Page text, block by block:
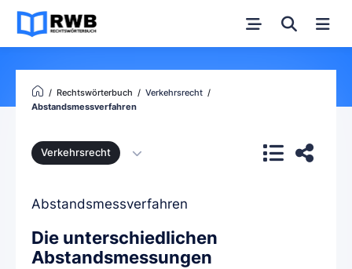
Rechtswörterbuch
Verkehrsrecht
Abstandsmessverfahren
Verkehrsrecht
Abstandsmessverfahren
Die unterschiedlichen
Abstandsmessungen